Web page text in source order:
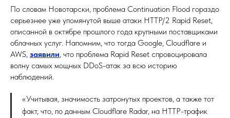
По словам Новотарски, проблема Continuation Flood гораздо
серьезнее уже упомянутой выше атаки HTTP/2 Rapid Reset,
описанной в октябре прошлого года крупными поставщиками
облачных услуг. Напомним, что тогда Google, Cloudflare и
AWS, заявили, что проблема Rapid Reset спровоцировала
волну самых мощных DDoS-атак за всю историю
наблюдений.
«Учитывая, значимость затронутых проектов, а также тот
факт, что, по данным Cloudflare Radar, на HTTP-трафик